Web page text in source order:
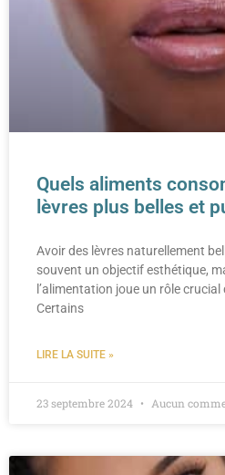
Quels aliments
lèvres plus belles et
Avoir des lèvres naturellement
souvent un objectif esthétique,
l’alimentation joue un rôle
Certains
LIRE LA SUITE »
23 septembre 2024 Aucun